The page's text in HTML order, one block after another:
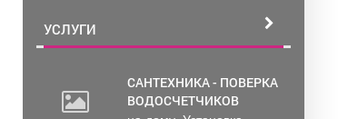
УСЛУГИ
САНТЕХНИКА - ПОВЕРКА
ВОДОСЧЕТЧИКОВ